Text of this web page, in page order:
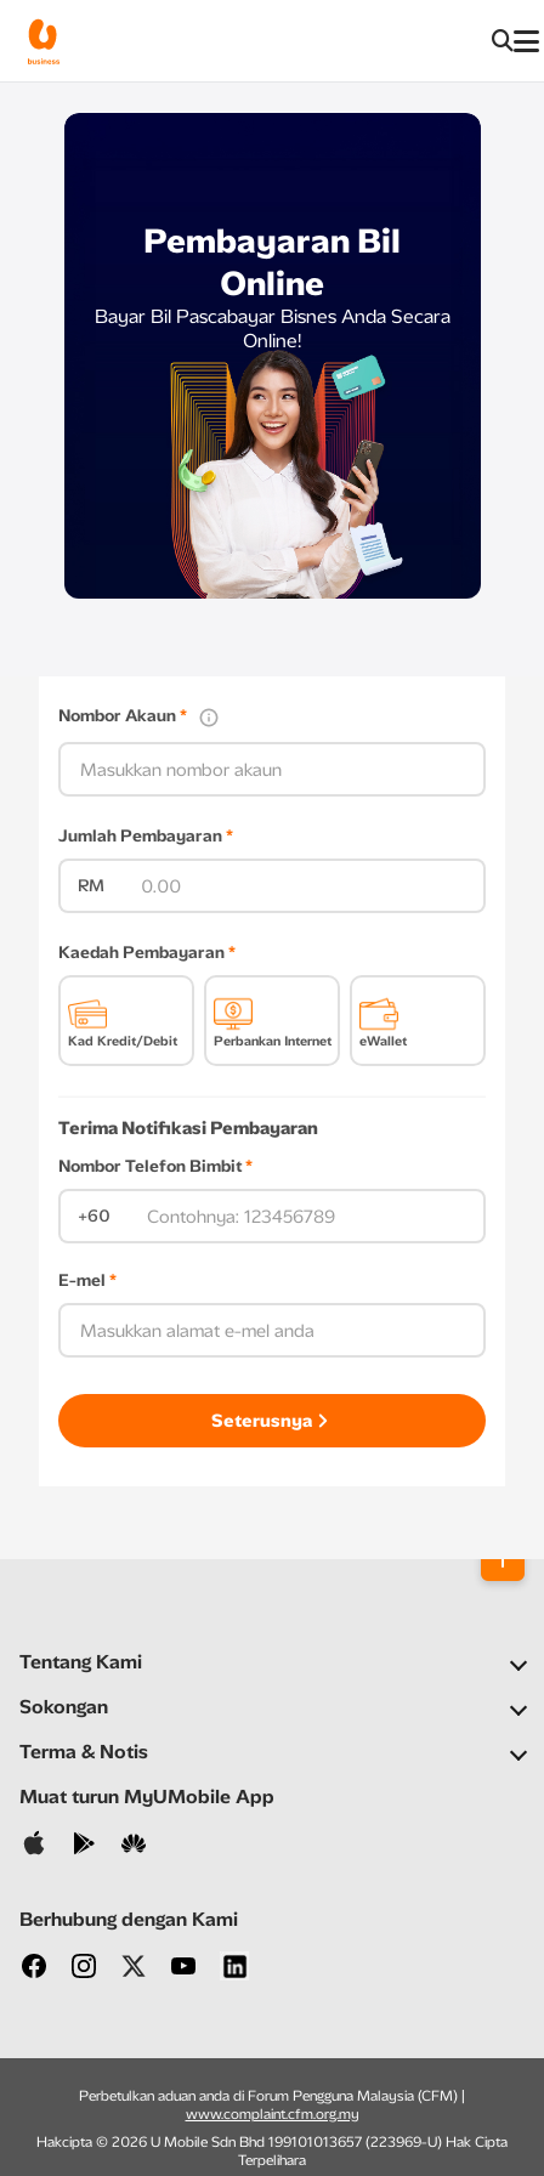
Pembayaran Bil
Online
Bayar Bil Pascabayar Bisnes Anda Secara
Online!
Nombor Akaun*
Jumlah Pembayaran*
RM
Kaedah Pembayaran*
Kad Kredit/Debit Perbankan Internet eWallet
Terima Notifikasi Pembayaran
Nombor Telefon Bimbit*
+60
E-mel *
Seterusnya
Tentang Kami
Syarikat Kami
Ruang Berita
Kerjaya
Sokongan
Soalan Lazim
Bantu Kendiri
Hubungi Kami
Terma & Notis
Notis Penting
Notis Privasi
Muat turun MyUMobile App
Berhubung dengan Kami
Perbetulkan aduan anda di Forum Pengguna Malaysia (CFM) |
www.complaint.cfm.org.my
Hakcipta © 2026 U Mobile Sdn Bhd 199101013657 (223969-U) Hak Cipta
Terpelihara